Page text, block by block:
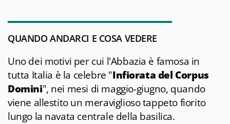
QUANDO ANDARCI E COSA VEDERE
Uno dei motivi per cui l'Abbazia è famosa in
tutta Italia è la celebre "Infiorata del Corpus
Domini", nei mesi di maggio-giugno, quando
viene allestito un meraviglioso tappeto fiorito
lungo la navata centrale della basilica.